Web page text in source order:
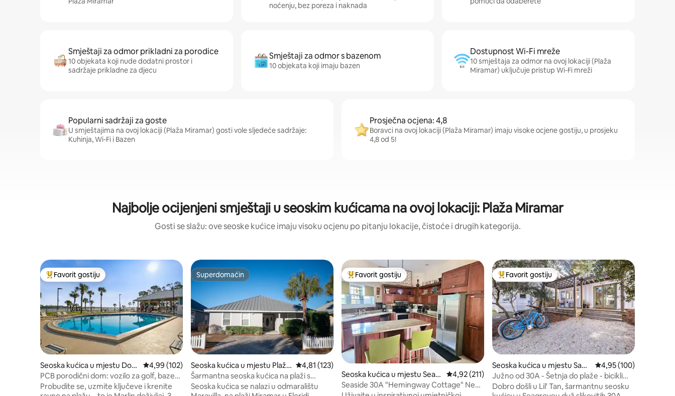
noćenju, bez poreza i naknada
Smještaji za odmor prikladni za porodice
10 objekata koji nude dodatni prostor i
sadržaje prikladne za djecu
Smještaji za odmor s bazenom
10 objekata koji imaju bazen
Dostupnost Wi-Fi mreže
10 smještaja za odmor na ovoj lokaciji (Plaža
Miramar) uključuje pristup Wi-Fi mreži
Popularni sadržaji za goste
U smještajima na ovoj lokaciji (Plaža Miramar) gosti vole sljedeće sadržaje:
Kuhinja, Wi-Fi i Bazen
Prosječna ocjena: 4,8
Boravci na ovoj lokaciji (Plaža Miramar) imaju visoke ocjene gostiju, u prosjeku
4,8 od 5!
Najbolje ocijenjeni smještaji u seoskim kućicama na ovoj lokaciji: Plaža Miramar
Gosti se slažu: ove seoske kućice imaju visoku ocjenu po pitanju lokacije, čistoće i drugih kategorija.
Glavni favorit gostiju
Favorit gostiju
Seoska kućica u mjestu Donj
a Velika Laguna
Prosječna ocjena: 4,99 od 5, recenzija: 102
4,99 (102)
PCB porodični dom: vozilo za golf, bazeni,
plaža
Probudite se, uzmite ključeve i krenite
Superdomaćin
Superdomaćin
Seoska kućica u mjestu Plaža
Miramar
Prosječna ocjena: 4,81 od 5, recenzija: 123
4,81 (123)
Šarmantna seoska kućica na plaži s
uslugom na plaži
Seoska kućica se nalazi u odmaralištu
Glavni favorit gostiju
Favorit gostiju
Seoska kućica u mjestu Seag
rove Beach
Prosječna ocjena: 4,92 od 5, recenzija: 211
4,92 (211)
Seaside 30A "Hemingway Cottage" Near
Glavni favorit gostiju
Favorit gostiju
Seoska kućica u mjestu Sant
a Rosa Beach
Prosječna ocjena: 4,95
4,95 (100)
Južno od 30A - Šetnja do plaže - bicikli
uključeni!
Dobro došli u Lil' Tan, šarmantnu seosku